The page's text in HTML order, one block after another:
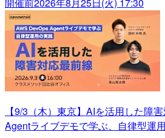
開催前2026年8月25日(火) 17:30
【9/3（木）東京】AIを活用した障
Agentライブデモで学ぶ、自律型運